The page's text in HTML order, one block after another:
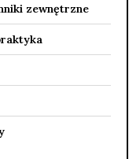
zewnętrzne